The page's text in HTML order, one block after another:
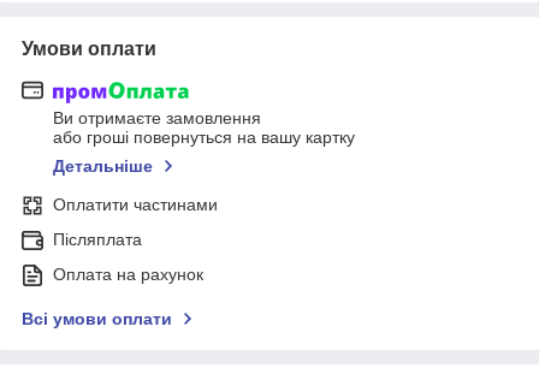
Умови оплати
Ви отримаєте замовлення
або гроші повернуться на вашу картку
Детальніше
Оплатити частинами
Післяплата
Оплата на рахунок
Всі умови оплати